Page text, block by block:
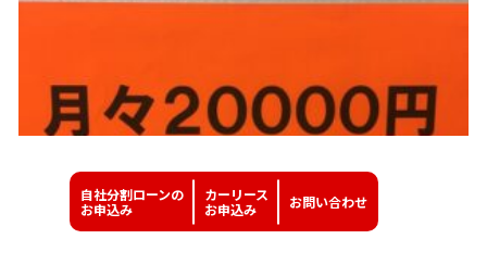
自社分割ローンの
お申込み
カーリース
お申込み
お問い合わせ